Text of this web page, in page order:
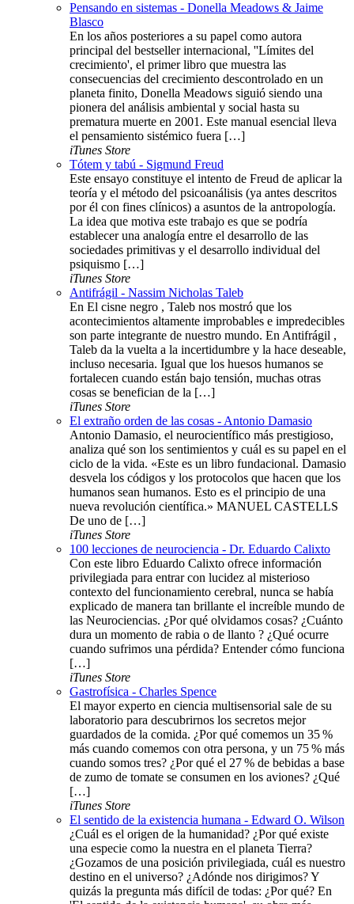
Pensando en sistemas - Donella Meadows & Jaime
Blasco
En los años posteriores a su papel como autora
principal del bestseller internacional, ''Límites del
crecimiento', el primer libro que muestra las
consecuencias del crecimiento descontrolado en un
planeta finito, Donella Meadows siguió siendo una
pionera del análisis ambiental y social hasta su
prematura muerte en 2001. Este manual esencial lleva
el pensamiento sistémico fuera […]
iTunes Store
Tótem y tabú - Sigmund Freud
Este ensayo constituye el intento de Freud de aplicar la
teoría y el método del psicoanálisis (ya antes descritos
por él con fines clínicos) a asuntos de la antropología.
La idea que motiva este trabajo es que se podría
establecer una analogía entre el desarrollo de las
sociedades primitivas y el desarrollo individual del
psiquismo […]
iTunes Store
Antifrágil - Nassim Nicholas Taleb
En El cisne negro , Taleb nos mostró que los
acontecimientos altamente improbables e impredecibles
son parte integrante de nuestro mundo. En Antifrágil ,
Taleb da la vuelta a la incertidumbre y la hace deseable,
incluso necesaria. Igual que los huesos humanos se
fortalecen cuando están bajo tensión, muchas otras
cosas se benefician de la […]
iTunes Store
El extraño orden de las cosas - Antonio Damasio
Antonio Damasio, el neurocientífico más prestigioso,
analiza qué son los sentimientos y cuál es su papel en el
ciclo de la vida. «Este es un libro fundacional. Damasio
desvela los códigos y los protocolos que hacen que los
humanos sean humanos. Esto es el principio de una
nueva revolución científica.» MANUEL CASTELLS
De uno de […]
iTunes Store
100 lecciones de neurociencia - Dr. Eduardo Calixto
Con este libro Eduardo Calixto ofrece información
privilegiada para entrar con lucidez al misterioso
contexto del funcionamiento cerebral, nunca se había
explicado de manera tan brillante el increíble mundo de
las Neurociencias. ¿Por qué olvidamos cosas? ¿Cuánto
dura un momento de rabia o de llanto ? ¿Qué ocurre
cuando sufrimos una pérdida? Entender cómo funciona
[…]
iTunes Store
Gastrofísica - Charles Spence
El mayor experto en ciencia multisensorial sale de su
laboratorio para descubrirnos los secretos mejor
guardados de la comida. ¿Por qué comemos un 35 %
más cuando comemos con otra persona, y un 75 % más
cuando somos tres? ¿Por qué el 27 % de bebidas a base
de zumo de tomate se consumen en los aviones? ¿Qué
[…]
iTunes Store
El sentido de la existencia humana - Edward O. Wilson
¿Cuál es el origen de la humanidad? ¿Por qué existe
una especie como la nuestra en el planeta Tierra?
¿Gozamos de una posición privilegiada, cuál es nuestro
destino en el universo? ¿Adónde nos dirigimos? Y
quizás la pregunta más difícil de todas: ¿Por qué? En